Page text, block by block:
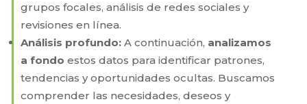
grupos focales, análisis de redes sociales y
revisiones en línea.
Análisis profundo: A continuación, analizamos
a fondo estos datos para identificar patrones,
tendencias y oportunidades ocultas. Buscamos
comprender las necesidades, deseos y